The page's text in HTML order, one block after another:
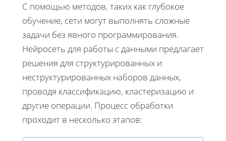
С помощью методов, таких как глубокое
обучение, сети могут выполнять сложные
задачи без явного программирования.
Нейросеть для работы с данными предлагает
решения для структурированных и
неструктурированных наборов данных,
проводя классификацию, кластеризацию и
другие операции. Процесс обработки
проходит в несколько этапов: